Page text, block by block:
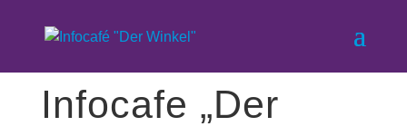
Infocafe „Der